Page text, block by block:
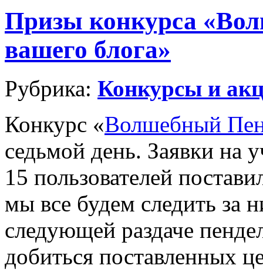
Призы конкурса
вашего блога»
Рубрика: Конкурсы и
Конкурс «Волшебный
седьмой день. Заявки на
15 пользователей
мы все будем следить за
следующей раздаче
добиться поставленных